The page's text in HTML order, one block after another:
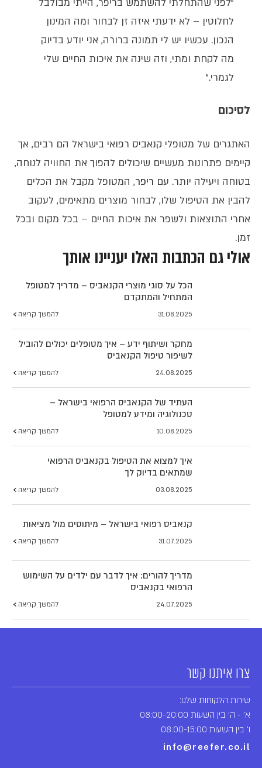
"לפני שהתחלתי להשתמש בריפר, הייתי מבולבל
לחלוטין – לא ידעתי איזה זן לבחור ומה המינון
הנכון. עכשיו יש לי תמונה ברורה, אני יודע בדיוק
מה לקחת ומתי, וזה שינה את איכות החיים שלי
לגמרי."
לסיכום
האתגרים של מטופלי קנאביס רפואי בישראל הם רבים, אך
קיימים פתרונות מעשיים שיכולים להפוך את החוויה לנוחה,
בטוחה ויעילה יותר. עם ריפר, המטופל מקבל את הכלים
להבין את הטיפול שלו, לבחור מוצרים מתאימים, לעקוב
אחרי התוצאות ולשפר את איכות החיים – בכל מקום ובכל
זמן.
אולי גם הכתבות האלו יעניינו אותך
הכל על סוגי מוצרי הקנאביס – מדריך למטופל
המתחיל והמתקדם
31.08.2025 להמשך קריאה
מחקר ושיתוף ידע – איך מטופלים יכולים להוביל
לשיפור טיפול הקנאביס
24.08.2025 להמשך קריאה
העתיד של הקנאביס הרפואי בישראל –
טכנולוגיה ומידע למטופל
10.08.2025 להמשך קריאה
איך למצוא את הטיפול בקנאביס הרפואי
שמתאים בדיוק לך
03.08.2025 להמשך קריאה
קנאביס רפואי בישראל – מיתוסים מול מציאות
31.07.2025 להמשך קריאה
מדריך להורים: איך לדבר עם ילדים על השימוש
הרפואי בקנאביס
24.07.2025 להמשך קריאה
צרו איתנו קשר
שירות הלקוחות שלנו:
א' - ה' בין השעות 08:00-20:00
ו' בין השעות 08:00-15:00
info@reefer.co.il